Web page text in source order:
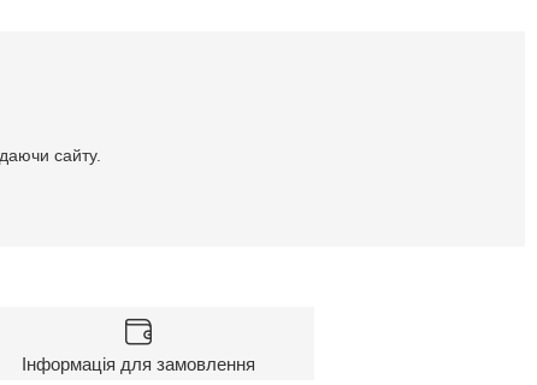
сайту.
Інформація для замовлення